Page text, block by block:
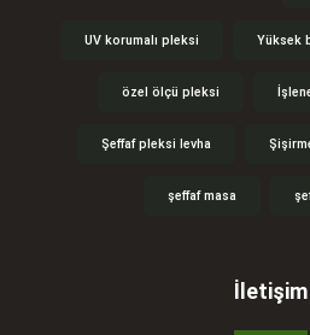
UV korumalı pleksi Yüksek
özel ölçü pleksi
Şeffaf pleksi levha
şeffaf masa
İletişim